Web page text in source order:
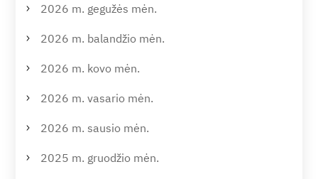
2026 m. gegužės mėn.
2026 m. balandžio mėn.
2026 m. kovo mėn.
2026 m. vasario mėn.
2026 m. sausio mėn.
2025 m. gruodžio mėn.